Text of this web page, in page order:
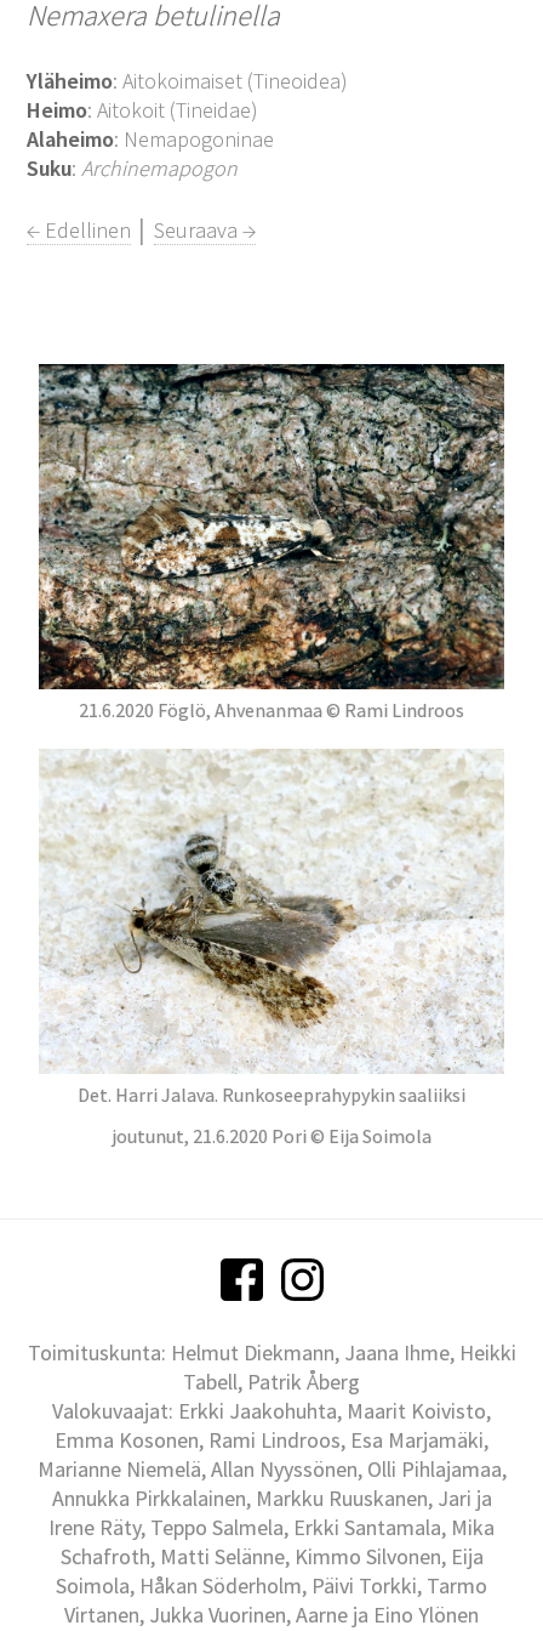
Nemaxera betulinella
Yläheimo: Aitokoimaiset (Tineoidea)
Heimo: Aitokoit (Tineidae)
Alaheimo: Nemapogoninae
Suku:Archinemapogon
← Edellinen │Seuraava →
21.6.2020 Föglö, Ahvenanmaa © Rami Lindroos
Det. Harri Jalava. Runkoseeprahypykin saaliiksi
joutunut, 21.6.2020 Pori © Eija Soimola
Toimituskunta: Helmut Diekmann, Jaana Ihme, Heikki
Tabell, Patrik Åberg
Valokuvaajat: Erkki Jaakohuhta, Maarit Koivisto,
Emma Kosonen, Rami Lindroos, Esa Marjamäki,
Marianne Niemelä, Allan Nyyssönen, Olli Pihlajamaa,
Annukka Pirkkalainen, Markku Ruuskanen, Jari ja
Irene Räty, Teppo Salmela, Erkki Santamala, Mika
Schafroth, Matti Selänne, Kimmo Silvonen, Eija
Soimola, Håkan Söderholm, Päivi Torkki, Tarmo
Virtanen, Jukka Vuorinen, Aarne ja Eino Ylönen